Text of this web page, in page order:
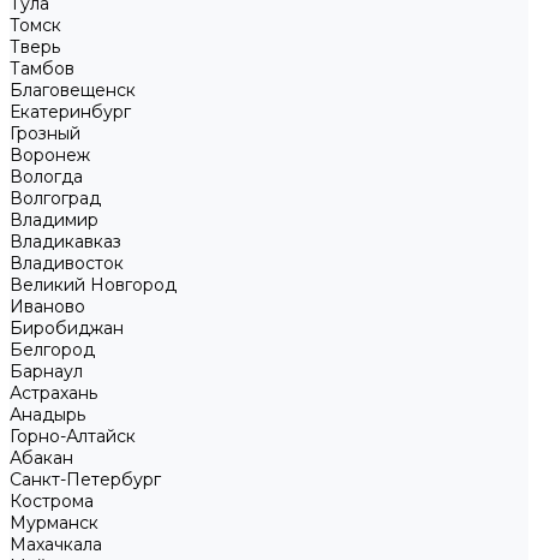
Томск
Тверь
Тамбов
Благовещенск
Екатеринбург
Грозный
Воронеж
Вологда
Волгоград
Владимир
Владикавказ
Владивосток
Великий Новгород
Иваново
Биробиджан
Белгород
Барнаул
Астрахань
Анадырь
Горно-Алтайск
Абакан
Санкт-Петербург
Кострома
Мурманск
Махачкала